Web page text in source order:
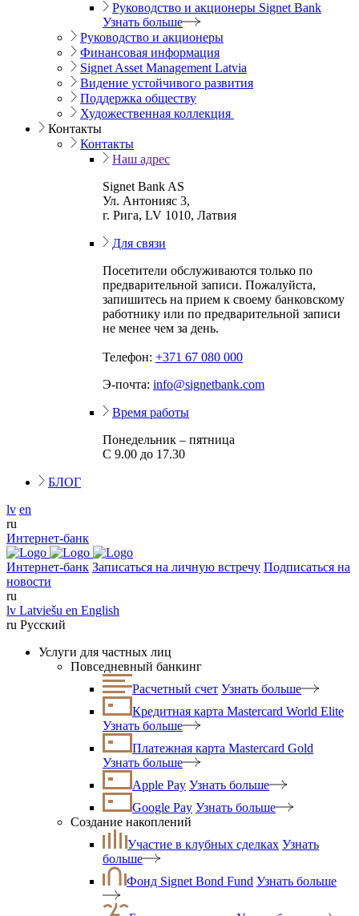
Руководство и акционеры Signet Bank
Узнать больше
Руководство и акционеры
Финансовая информация
Signet Asset Management Latvia
Видение устойчивого развития
Поддержка обществу
Художественная коллекция
Контакты
Контакты
Наш адрес
Signet Bank AS
Ул. Антонияс 3,
г. Рига, LV 1010, Латвия
Для связи
Посетители обслуживаются только по
предварительной записи. Пожалуйста,
запишитесь на прием к своему банковскому
работнику или по предварительной записи
не менее чем за день.
Телефон: +371 67 080 000
Э-почта: info@signetbank.com
Время работы
Понедельник – пятница
С 9.00 до 17.30
БЛОГ
lv en
ru
Интернет-банк
Интернет-банк Записаться на личную встречу Подписаться на
новости
ru
lv Latviešu en English
ru Русский
Услуги для частных лиц
Повседневный банкинг
Расчетный счет Узнать больше
Кредитная карта Mastercard World Elite
Узнать больше
Платежная карта Mastercard Gold
Узнать больше
Apple Pay Узнать больше
Google Pay Узнать больше
Создание накоплений
Участие в клубных сделках Узнать
больше
Фонд Signet Bond Fund Узнать больше